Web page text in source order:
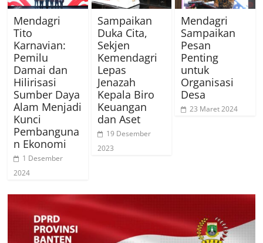
Mendagri
Tito
Karnavian:
Pemilu
Damai dan
Hilirisasi
Sumber Daya
Alam Menjadi
Kunci
Pembanguna
n Ekonomi
1 Desember
2024
Sampaikan
Duka Cita,
Sekjen
Kemendagri
Lepas
Jenazah
Kepala Biro
Keuangan
dan Aset
19 Desember
2023
Mendagri
Sampaikan
Pesan
Penting
untuk
Organisasi
Desa
23 Maret 2024